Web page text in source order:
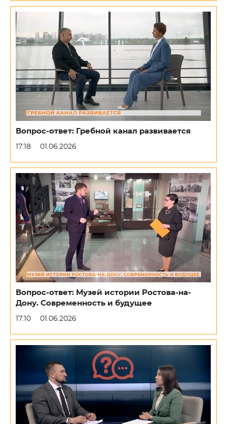
Вопрос-ответ: Гребной канал развивается
17:18 01.06.2026
Вопрос-ответ: Музей истории Ростова-на-
Дону. Современность и будущее
17:10 01.06.2026